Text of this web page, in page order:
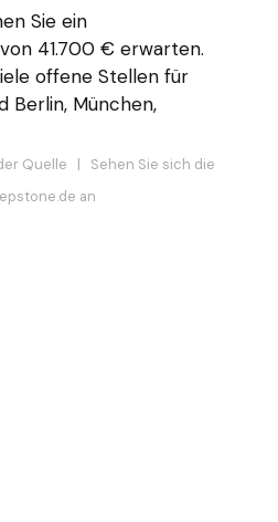
Sie ein
41.700 € erwarten.
offene Stellen für
Berlin, München,
Quelle | Sehen Sie sich die
an